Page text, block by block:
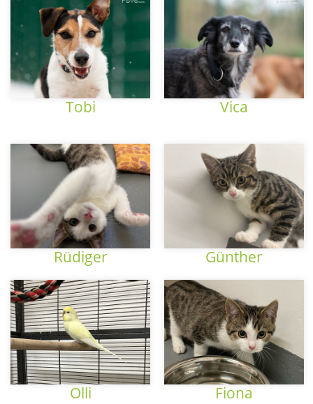
Tobi Vica
Rüdiger Günther
Olli Fiona